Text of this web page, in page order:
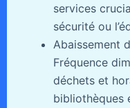
services
sécurité ou
Abaissement
Fréquence
déchets et
bibliothèques